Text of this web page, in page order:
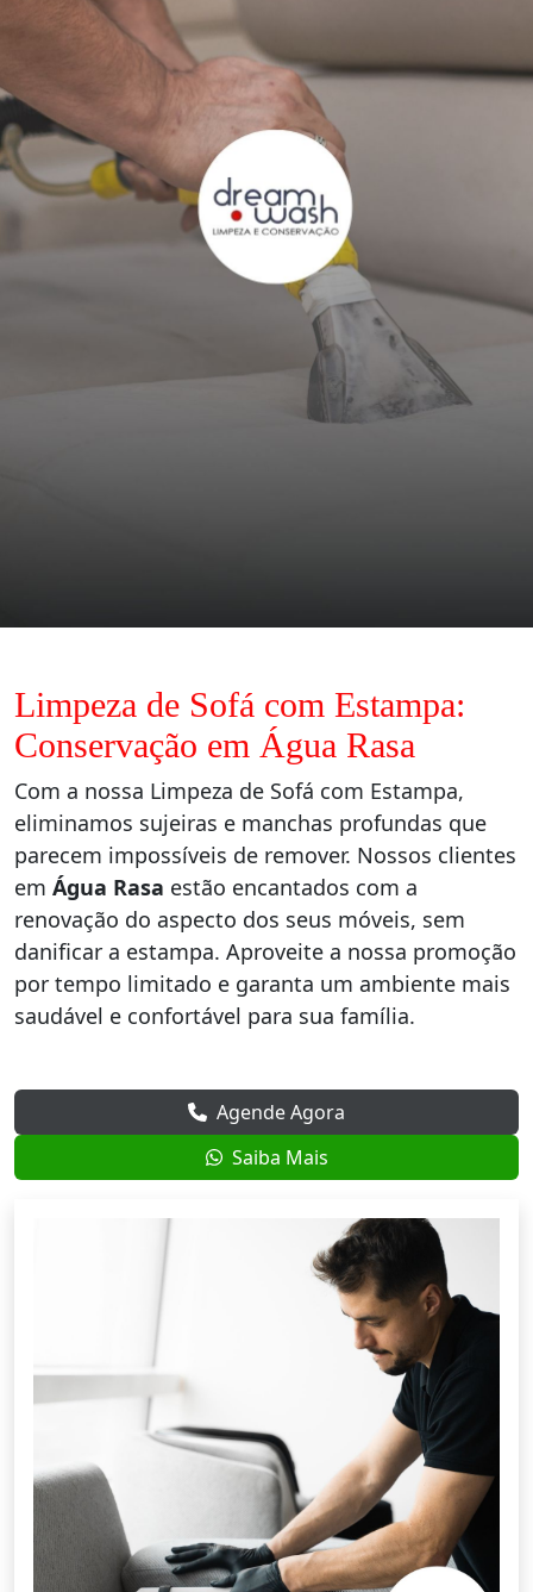
Limpeza de Sofá com Estampa:
Conservação em Água Rasa
Com a nossa Limpeza de Sofá com Estampa,
eliminamos sujeiras e manchas profundas que
parecem impossíveis de remover. Nossos clientes
em Água Rasa estão encantados com a
renovação do aspecto dos seus móveis, sem
danificar a estampa. Aproveite a nossa promoção
por tempo limitado e garanta um ambiente mais
saudável e confortável para sua família.
Agende Agora
Saiba Mais